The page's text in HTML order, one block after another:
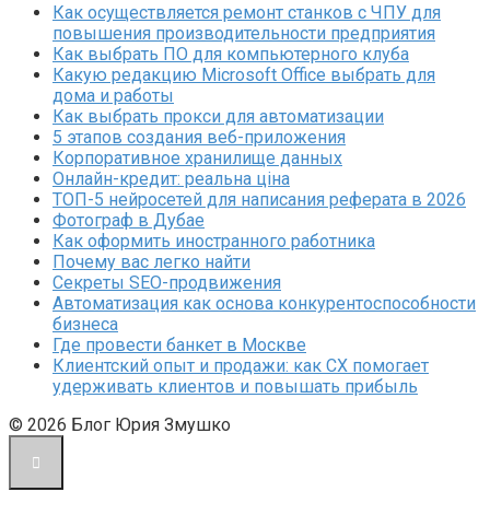
Как осуществляется ремонт станков с ЧПУ для
повышения производительности предприятия
Как выбрать ПО для компьютерного клуба
Какую редакцию Microsoft Office выбрать для
дома и работы
Как выбрать прокси для автоматизации
5 этапов создания веб-приложения
Корпоративное хранилище данных
Онлайн-кредит: реальна ціна
ТОП-5 нейросетей для написания реферата в 2026
Фотограф в Дубае
Как оформить иностранного работника
Почему вас легко найти
Секреты SEO-продвижения
Автоматизация как основа конкурентоспособности
бизнеса
Где провести банкет в Москве
Клиентский опыт и продажи: как CX помогает
удерживать клиентов и повышать прибыль
© 2026 Блог Юрия Змушко